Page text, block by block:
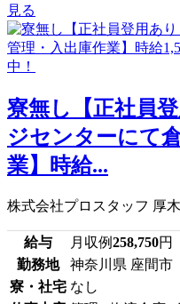
見る
寮無し【正社員
ジセンターにて
業】時給...
株式会社プロスタッフ 厚
給与 月収例258,750円
勤務地
神奈川県 座間市
寮・社宅 なし